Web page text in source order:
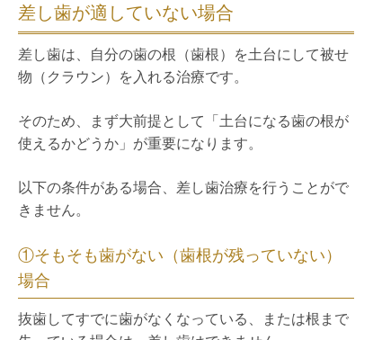
差し歯が適していない場合
差し歯は、自分の歯の根（歯根）を土台にして被せ
物（クラウン）を入れる治療です。
そのため、まず大前提として「土台になる歯の根が
使えるかどうか」が重要になります。
以下の条件がある場合、差し歯治療を行うことがで
きません。
①そもそも歯がない（歯根が残っていない）
場合
抜歯してすでに歯がなくなっている、または根まで